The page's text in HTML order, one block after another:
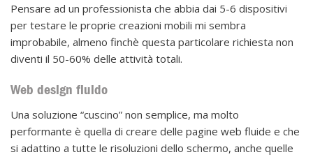
Pensare ad un professionista che abbia dai 5-6 dispositivi
per testare le proprie creazioni mobili mi sembra
improbabile, almeno finchè questa particolare richiesta non
diventi il 50-60% delle attività totali.
Web design fluido
Una soluzione “cuscino” non semplice, ma molto
performante è quella di creare delle pagine web fluide e che
si adattino a tutte le risoluzioni dello schermo, anche quelle